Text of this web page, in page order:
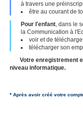
à travers une
être au courant de
Pour l'enfant, dans le
la Communication à
voir et de
télécharger son
Votre enregistrement et
niveau informatique.
* Après avoir créé votre